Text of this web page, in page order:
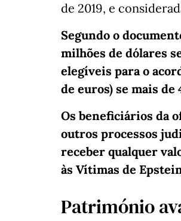
de 2019, e
Segundo o
milhões de dólares
elegíveis para o
de euros) se mais
Os beneficiários da
outros processos
receber qualquer
às Vítimas de
Património